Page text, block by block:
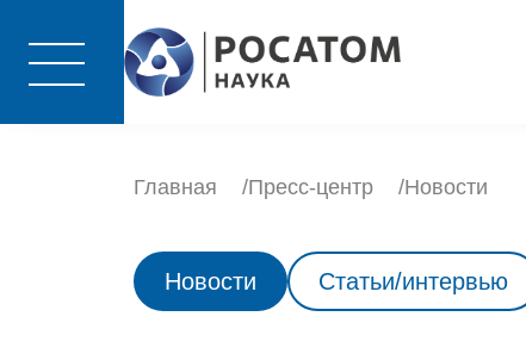
Главная Пресс-центр Новости
Новости Статьи/интервью